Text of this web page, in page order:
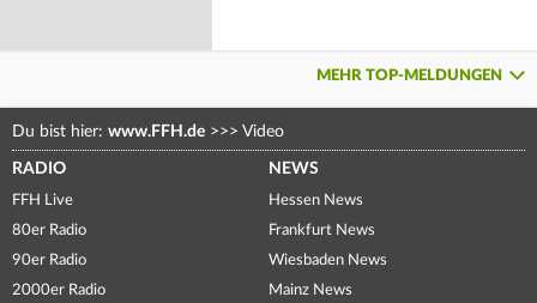
MEHR TOP-MELDUNGEN
Du bist hier: www.FFH.de >>> Video
RADIO
FFH Live
80er Radio
90er Radio
2000er Radio
NEWS
Hessen News
Frankfurt News
Wiesbaden News
Mainz News